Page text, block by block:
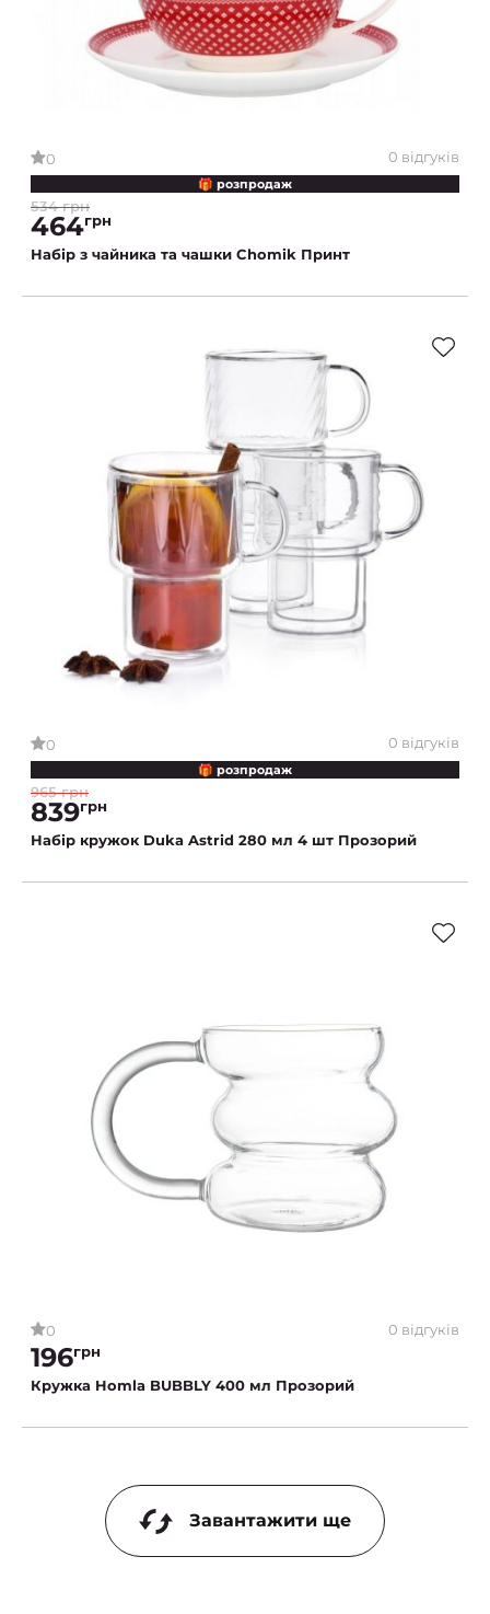
0 0 відгуків
🎁 розпродаж
534 грн
464грн
Набір з чайника та чашки Chomik Принт
0 0 відгуків
🎁 розпродаж
965 грн
839грн
Набір кружок Duka Astrid 280 мл 4 шт Прозорий
0 0 відгуків
196грн
Кружка Homla BUBBLY 400 мл Прозорий
Завантажити ще